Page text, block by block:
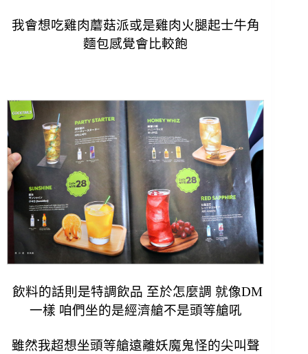
我會想吃雞肉蘑菇派或是雞肉火腿起士牛角
麵包感覺會比較飽
飲料的話則是特調飲品 至於怎麼調 就像DM
一樣 咱們坐的是經濟艙不是頭等艙吼
雖然我超想坐頭等艙遠離妖魔鬼怪的尖叫聲